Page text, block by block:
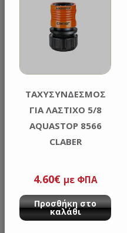
ΤΑΧΥΣΥΝΔΕΣΜΟΣ
ΓΙΑ ΛΑΣΤΙΧΟ 5/8
AQUASTOP 8566
CLABER
4.60€ με ΦΠΑ
Προσθήκη στο
καλάθι